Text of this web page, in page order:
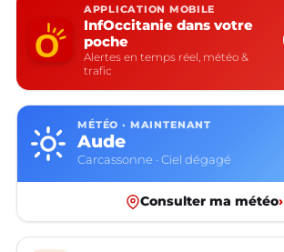
APPLICATION MOBILE
InfOccitanie dans votre
poche
Alertes en temps réel, météo &
trafic
MÉTÉO · MAINTENANT
Aude
Carcassonne · Ciel dégagé
Consulter ma météo›